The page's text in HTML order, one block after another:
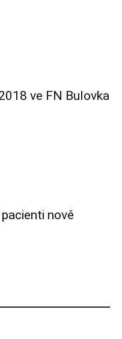
ve FN Bulovka
nově